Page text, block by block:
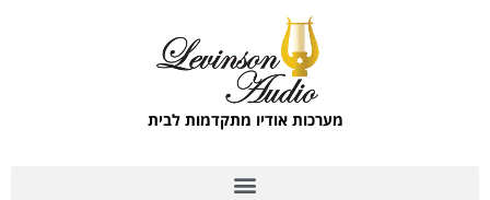
מערכות אודיו מתקדמות לבית